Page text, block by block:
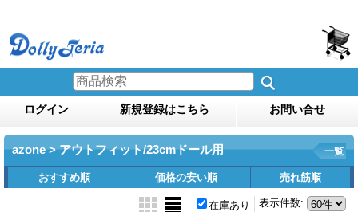
ログイン 新規登録はこちら お問い合せ
azone > アウトフィット/23cmドール用 一覧
おすすめ順 価格の安い順 売れ筋順
表示件数:
在庫あり